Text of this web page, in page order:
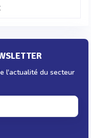
l'actualité du secteur